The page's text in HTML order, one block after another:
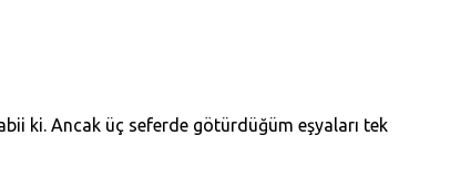
ki. Ancak üç seferde götürdüğüm eşyaları tek